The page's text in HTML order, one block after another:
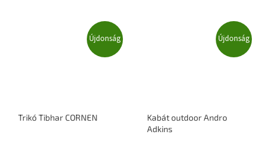
Újdonság
Trikó Tibhar CORNEN
Újdonság
Kabát outdoor Andro
Adkins